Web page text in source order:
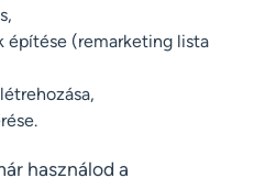
építése (remarketing lista
használod a